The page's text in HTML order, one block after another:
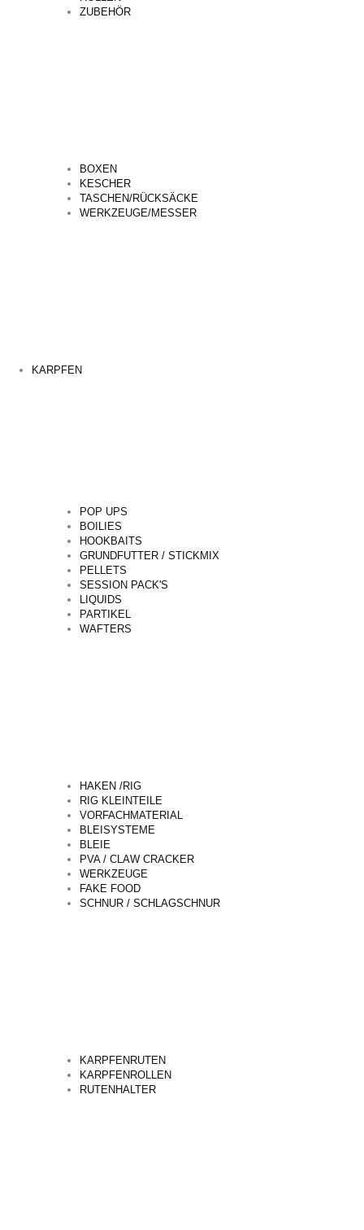
ZUBEHÖR
BOXEN
KESCHER
TASCHEN/RÜCKSÄCKE
WERKZEUGE/MESSER
KARPFEN
POP UPS
BOILIES
HOOKBAITS
GRUNDFUTTER / STICKMIX
PELLETS
SESSION PACK'S
LIQUIDS
PARTIKEL
WAFTERS
HAKEN /RIG
RIG KLEINTEILE
VORFACHMATERIAL
BLEISYSTEME
BLEIE
PVA / CLAW CRACKER
WERKZEUGE
FAKE FOOD
SCHNUR / SCHLAGSCHNUR
KARPFENRUTEN
KARPFENROLLEN
RUTENHALTER